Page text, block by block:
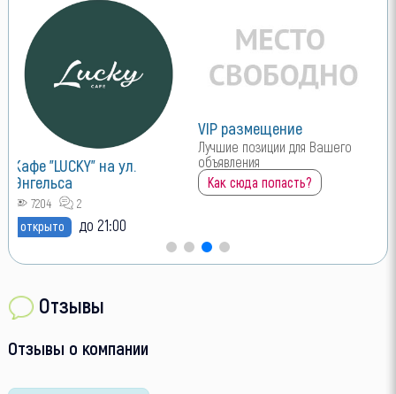
Кафе "LUCKY" на ул.
Энгельса
7204
2
открыто
до 21:00
VIP размещение
Лучшие позиции для Вашего
объявления
Как сюда попасть?
Отзывы
Отзывы о компании